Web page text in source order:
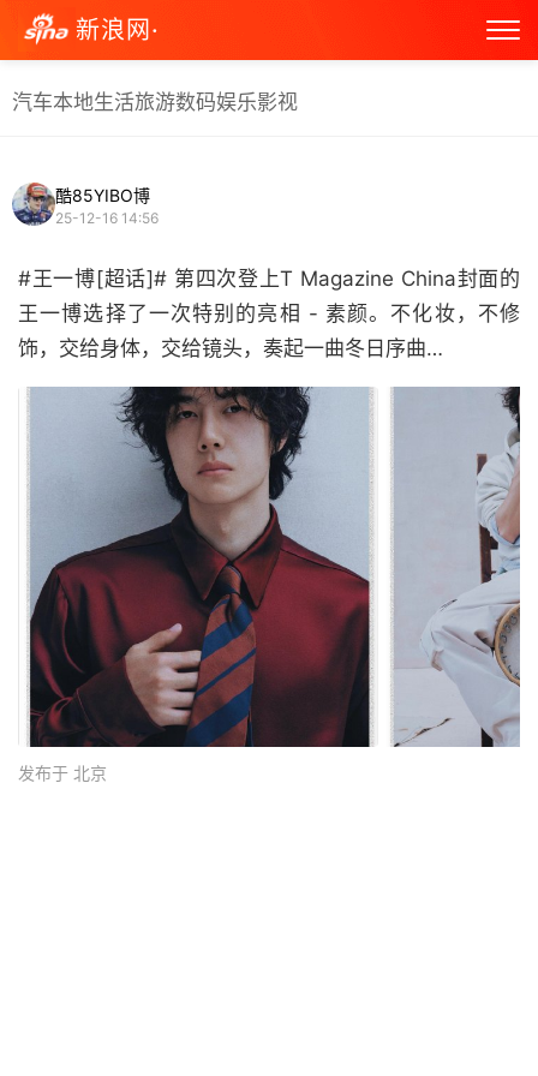
新浪网·
汽车本地生活旅游数码娱乐影视
酷85YIBO博
25-12-16 14:56
#王一博[超话]# 第四次登上T Magazine China封面的
王一博选择了一次特别的亮相 - 素颜。不化妆，不修
饰，交给身体，交给镜头，奏起一曲冬日序曲… ​
发布于 北京